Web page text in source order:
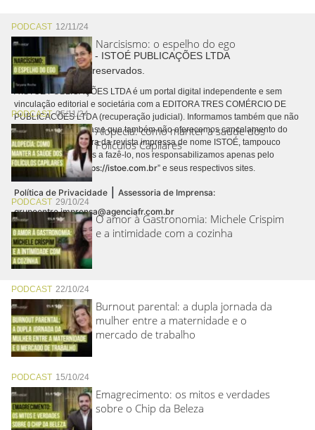
PODCAST 12/11/24
Narcisismo: o espelho do ego
PODCAST05/11/24
Alopecia: como manter a saúde dos
Folículos Capilares
PODCAST 29/10/24
O amor à Gastronomia: Michele Crispim
e a intimidade com a cozinha
PODCAST 22/10/24
Burnout parental: a dupla jornada da
mulher entre a maternidade e o
mercado de trabalho
PODCAST 15/10/24
Emagrecimento: os mitos e verdades
sobre o Chip da Beleza
Copyright © 2026 - ISTOÉ PUBLICAÇÕES LTDA
Todos os direitos reservados.
A ISTOÉ PUBLICAÇÕES LTDA é um portal digital independente e sem
vinculação editorial e societária com a EDITORA TRES COMÉRCIO DE
PUBLICACÕES LTDA (recuperação judicial). Informamos também que não
realizamos cobranças e que também não oferecemos cancelamento do
contrato de assinatura da revista impressa de nome ISTOÉ, tampouco
autorizamos terceiros a fazê-lo, nos responsabilizamos apenas pelo
conteúdo digital “https://istoe.com.br” e seus respectivos sites.
Política de Privacidade | Assessoria de Imprensa:
grupoentre.imprensa@agenciafr.com.br